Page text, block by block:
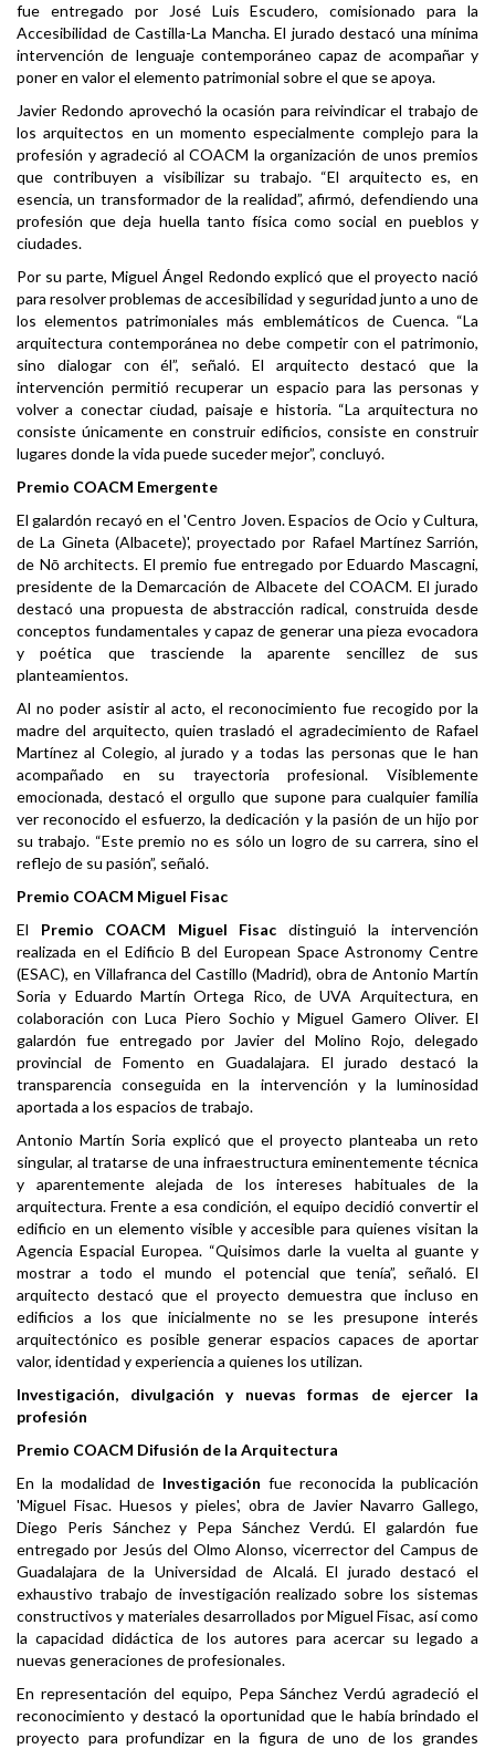
fue entregado por José Luis Escudero, comisionado para la
Accesibilidad de Castilla-La Mancha. El jurado destacó una mínima
intervención de lenguaje contemporáneo capaz de acompañar y
poner en valor el elemento patrimonial sobre el que se apoya.
Javier Redondo aprovechó la ocasión para reivindicar el trabajo de
los arquitectos en un momento especialmente complejo para la
profesión y agradeció al COACM la organización de unos premios
que contribuyen a visibilizar su trabajo. “El arquitecto es, en
esencia, un transformador de la realidad”, afirmó, defendiendo una
profesión que deja huella tanto física como social en pueblos y
ciudades.
Por su parte, Miguel Ángel Redondo explicó que el proyecto nació
para resolver problemas de accesibilidad y seguridad junto a uno de
los elementos patrimoniales más emblemáticos de Cuenca. “La
arquitectura contemporánea no debe competir con el patrimonio,
sino dialogar con él”, señaló. El arquitecto destacó que la
intervención permitió recuperar un espacio para las personas y
volver a conectar ciudad, paisaje e historia. “La arquitectura no
consiste únicamente en construir edificios, consiste en construir
lugares donde la vida puede suceder mejor”, concluyó.
Premio COACM Emergente
El galardón recayó en el 'Centro Joven. Espacios de Ocio y Cultura,
de La Gineta (Albacete)', proyectado por Rafael Martínez Sarrión,
de Nō architects. El premio fue entregado por Eduardo Mascagni,
presidente de la Demarcación de Albacete del COACM. El jurado
destacó una propuesta de abstracción radical, construida desde
conceptos fundamentales y capaz de generar una pieza evocadora
y poética que trasciende la aparente sencillez de sus
planteamientos.
Al no poder asistir al acto, el reconocimiento fue recogido por la
madre del arquitecto, quien trasladó el agradecimiento de Rafael
Martínez al Colegio, al jurado y a todas las personas que le han
acompañado en su trayectoria profesional. Visiblemente
emocionada, destacó el orgullo que supone para cualquier familia
ver reconocido el esfuerzo, la dedicación y la pasión de un hijo por
su trabajo. “Este premio no es sólo un logro de su carrera, sino el
reflejo de su pasión”, señaló.
Premio COACM Miguel Fisac
El Premio COACM Miguel Fisac distinguió la intervención
realizada en el Edificio B del European Space Astronomy Centre
(ESAC), en Villafranca del Castillo (Madrid), obra de Antonio Martín
Soria y Eduardo Martín Ortega Rico, de UVA Arquitectura, en
colaboración con Luca Piero Sochio y Miguel Gamero Oliver. El
galardón fue entregado por Javier del Molino Rojo, delegado
provincial de Fomento en Guadalajara. El jurado destacó la
transparencia conseguida en la intervención y la luminosidad
aportada a los espacios de trabajo.
Antonio Martín Soria explicó que el proyecto planteaba un reto
singular, al tratarse de una infraestructura eminentemente técnica
y aparentemente alejada de los intereses habituales de la
arquitectura. Frente a esa condición, el equipo decidió convertir el
edificio en un elemento visible y accesible para quienes visitan la
Agencia Espacial Europea. “Quisimos darle la vuelta al guante y
mostrar a todo el mundo el potencial que tenía”, señaló. El
arquitecto destacó que el proyecto demuestra que incluso en
edificios a los que inicialmente no se les presupone interés
arquitectónico es posible generar espacios capaces de aportar
valor, identidad y experiencia a quienes los utilizan.
Investigación, divulgación y nuevas formas de ejercer la
profesión
Premio COACM Difusión de la Arquitectura
En la modalidad de Investigación fue reconocida la publicación
'Miguel Fisac. Huesos y pieles', obra de Javier Navarro Gallego,
Diego Peris Sánchez y Pepa Sánchez Verdú. El galardón fue
entregado por Jesús del Olmo Alonso, vicerrector del Campus de
Guadalajara de la Universidad de Alcalá. El jurado destacó el
exhaustivo trabajo de investigación realizado sobre los sistemas
constructivos y materiales desarrollados por Miguel Fisac, así como
la capacidad didáctica de los autores para acercar su legado a
nuevas generaciones de profesionales.
En representación del equipo, Pepa Sánchez Verdú agradeció el
reconocimiento y destacó la oportunidad que le había brindado el
proyecto para profundizar en la figura de uno de los grandes